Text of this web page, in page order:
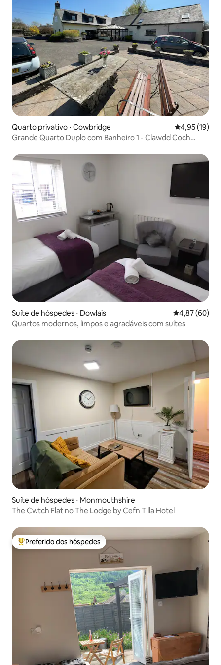
Quarto privativo ⋅ Cowbridge 4,95 de uma
4,95 (19)
Grande Quarto Duplo com Banheiro 1 - Clawdd Coch
Suíte de hóspedes ⋅ Dowlais 4,87 de uma
4,87 (60)
Quartos modernos, limpos e agradáveis com suítes
Suíte de hóspedes ⋅ Monmouthshire
The Cwtch Flat no The Lodge by Cefn Tilla Hotel
Entre os melhores preferidos dos hóspedes
Preferido dos hóspedes